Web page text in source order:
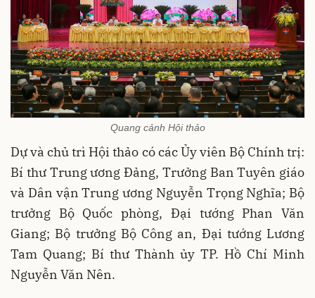
Quang cảnh Hội thảo
Dự và chủ trì Hộithảo có các Ủy viên Bộ Chính trị:
Bí thư Trung ương Đảng, Trưởng Ban Tuyên giáo
và Dân vận Trung ương Nguyễn Trọng Nghĩa; Bộ
trưởng Bộ Quốc phòng, Đại tướng Phan Văn
Giang; Bộ trưởng Bộ Công an, Đại tướng Lương
Tam Quang; Bí thư Thành ủy TP. Hồ Chí Minh
Nguyễn Văn Nên.